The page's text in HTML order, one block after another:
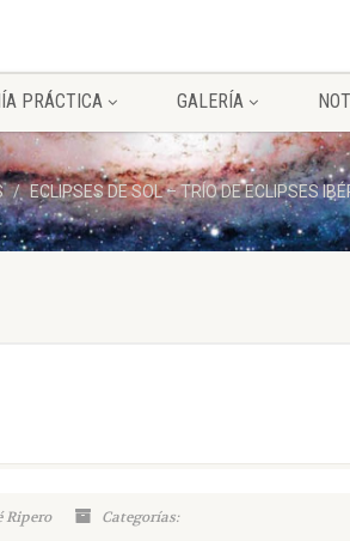
PRÁCTICA GALERÍA
ECLIPSES DE SOL – TRÍO DE ECLIPSES
Ripero Categorías: